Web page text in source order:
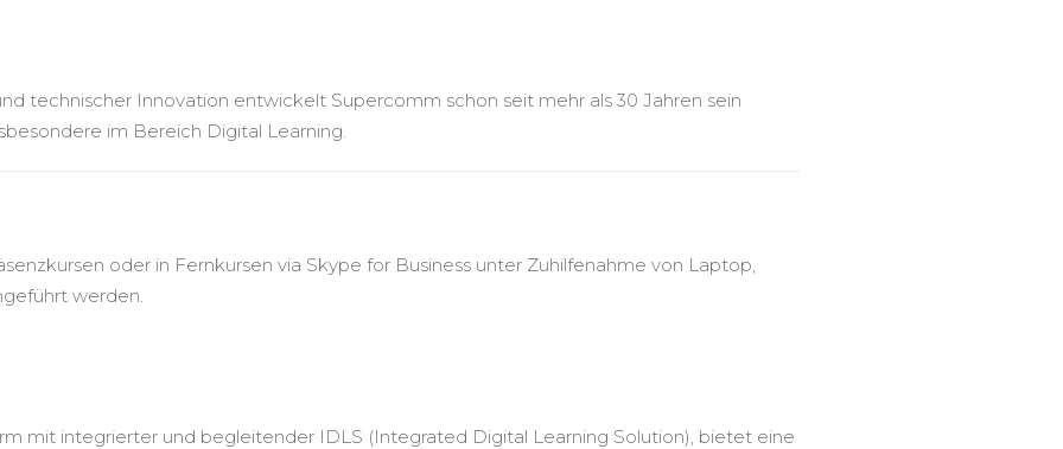
technischer Innovation entwickelt Supercomm schon seit mehr als 30 Jahren sein
im Bereich Digital Learning.
oder in Fernkursen via Skype for Business unter Zuhilfenahme von Laptop,
werden.
mit integrierter und begleitender IDLS (Integrated Digital Learning Solution), bietet eine